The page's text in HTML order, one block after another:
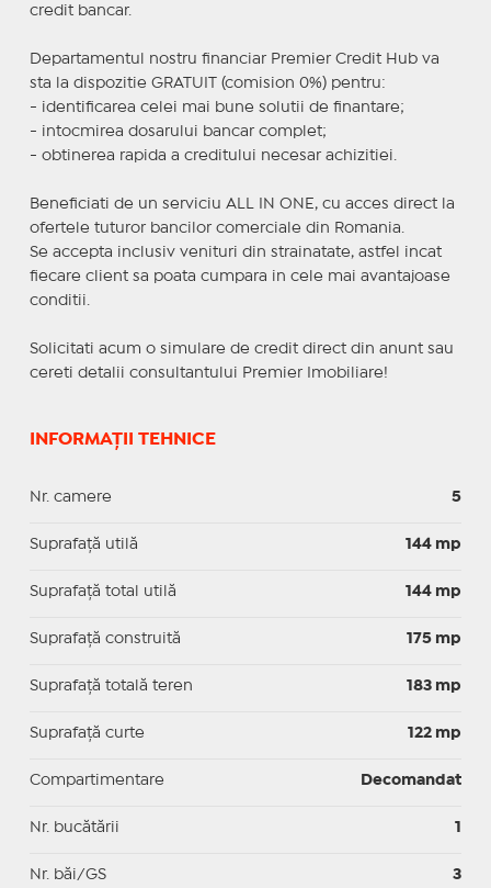
credit bancar.
Departamentul nostru financiar Premier Credit Hub va
sta la dispozitie GRATUIT (comision 0%) pentru:
- identificarea celei mai bune solutii de finantare;
- intocmirea dosarului bancar complet;
- obtinerea rapida a creditului necesar achizitiei.
Beneficiati de un serviciu ALL IN ONE, cu acces direct la
ofertele tuturor bancilor comerciale din Romania.
Se accepta inclusiv venituri din strainatate, astfel incat
fiecare client sa poata cumpara in cele mai avantajoase
conditii.
Solicitati acum o simulare de credit direct din anunt sau
cereti detalii consultantului Premier Imobiliare!
INFORMAȚII TEHNICE
Nr. camere 5
Suprafaţă utilă 144 mp
Suprafaţă total utilă 144 mp
Suprafaţă construită 175 mp
Suprafață totală teren 183 mp
Suprafaţă curte 122 mp
Compartimentare Decomandat
Nr. bucătării 1
Nr. băi/GS 3